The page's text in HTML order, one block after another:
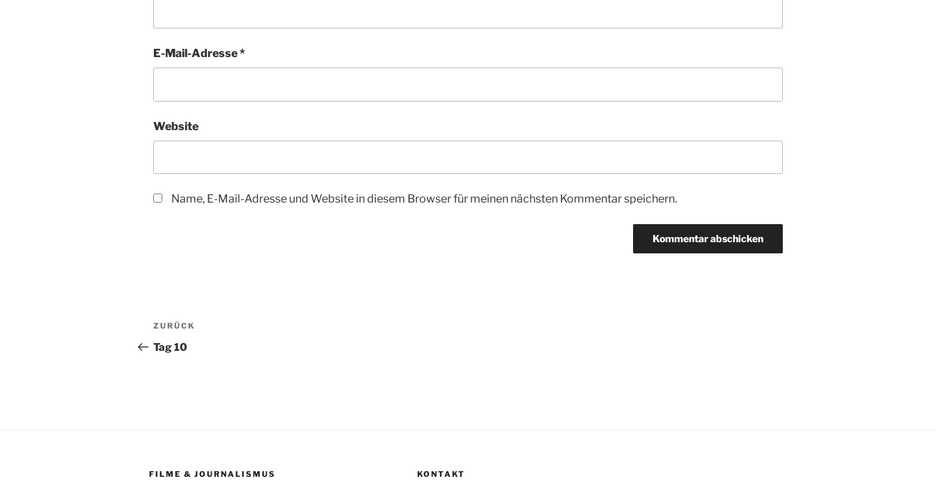
E-Mail-Adresse*
Website
Name, E-Mail-Adresse und Website in diesem Browser für meinen nächsten Kommentar speichern.
Beitragsnavigation
Vorheriger
Beitrag
ZURÜCK
Tag 10
FILME & JOURNALISMUS KONTAKT